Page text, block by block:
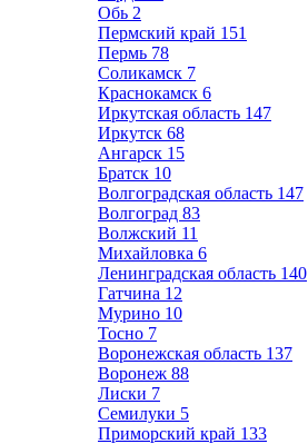
Обь 2
Пермский край 151
Пермь 78
Соликамск 7
Краснокамск 6
Иркутская область 147
Иркутск 68
Ангарск 15
Братск 10
Волгоградская область 147
Волгоград 83
Волжский 11
Михайловка 6
Ленинградская область 140
Гатчина 12
Мурино 10
Тосно 7
Воронежская область 137
Воронеж 88
Лиски 7
Семилуки 5
Приморский край 133